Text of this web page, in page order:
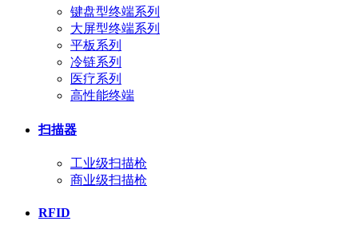
键盘型终端系列
大屏型终端系列
平板系列
冷链系列
医疗系列
高性能终端
扫描器
工业级扫描枪
商业级扫描枪
RFID